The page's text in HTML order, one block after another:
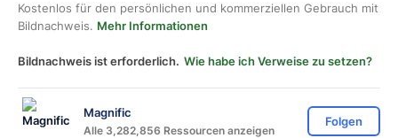
Kostenlos für den persönlichen und kommerziellen Gebrauch mit
Bildnachweis. Mehr Informationen
Bildnachweis ist erforderlich. Wie habe ich Verweise zu setzen?
Magnific
Alle 3,282,856 Ressourcen anzeigen
Folgen